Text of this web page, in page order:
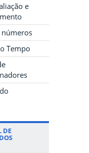
e
números
Tempo
DE